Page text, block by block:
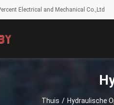
Electrical and Mechanical Co.,Ltd
Thuis / Hydraulische